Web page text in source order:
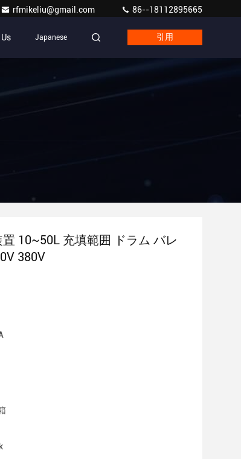
rfmikeliu@gmail.com 86--18112895665
Japanese 引用
10~50L 充填範囲 ドラム バレ
380V